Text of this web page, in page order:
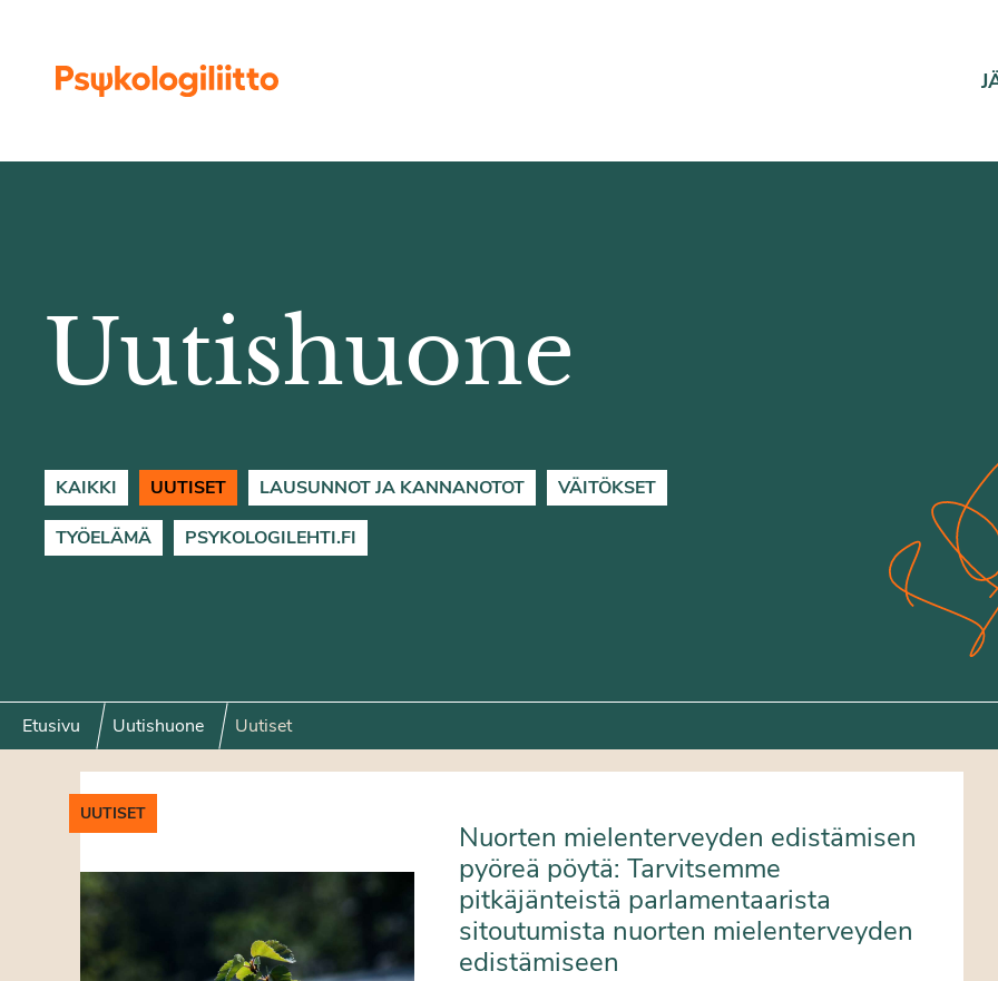
Uutishuone
KAIKKI UUTISET LAUSUNNOT JA KANNANOTOT VÄITÖKSET
TYÖELÄMÄ PSYKOLOGILEHTI.FI
Etusivu Uutishuone Uutiset
UUTISET
Nuorten mielenterveyden edistämisen
pyöreä pöytä: Tarvitsemme
pitkäjänteistä parlamentaarista
sitoutumista nuorten mielenterveyden
edistämiseen